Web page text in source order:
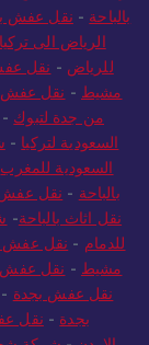
تركيا- نقل عفش
بالباحة -نقل عفش
الرياض الى
للرياض -نقل
مشيط -نقل عفش
من جدة لتبوك
السعودية لتركيا-
السعودية للمغرب
بالباحة- نقل عفش
نقل اثاث بالباحة-
للدمام - نقل عفش
مشيط- نقل عفش
نقل عفش بجدة-
بجدة-نقل